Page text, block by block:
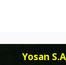
Yosan